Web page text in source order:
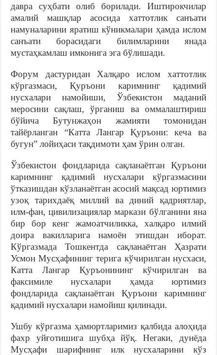
давра суҳбати олиб борилади. Иштирокчилар
амалий машқлар асосида хаттотлик санъати
намуналарини яратиш кўникмалари ҳамда ислом
санъати борасидаги билимларини янада
мустаҳкамлаш имконига эга бўлишади.
Форум дастуридан Халқаро ислом хаттотлик
кўргазмаси, Қуръони каримнинг қадимий
нусхалари намойиши, Ўзбекистон маданий
меросини сақлаш, ўрганиш ва оммалаштириш
бўйича Бутунжаҳон жамияти томонидан
тайёрланган “Катта Лангар Қуръони: кеча ва
бугун” лойиҳаси тақдимоти ҳам ўрин олган.
Ўзбекистон фондларида сақланаётган Қуръони
каримнинг қадимий нусхалари кўргазмасини
ўтказишдан кўзланаётган асосий мақсад юртимиз
узоқ тарихдаёқ миллий ва диний қадриятлар,
илм-фан, цивилизациялар маркази бўлганини яна
бир бор кенг жамоатчиликка, халқаро илмий
доира вакилларига намоён этишдан иборат.
Кўргазмада Тошкентда сақланаётган Ҳазрати
Усмон Мусҳафининг терига кўчирилган нусхаси,
Катта Лангар Қуръонининг кўчирилган ва
факсимиле нусхалари ҳамда юртимиз
фондларида сақланаётган Қуръони каримнинг
қадимий нусхалари намойиш қилинади.
Ушбу кўргазма ҳамюртларимиз қалбида алоҳида
фахр уйғотишига шубҳа йўқ. Негаки, дунёда
Мусҳафи шарифнинг илк нусхаларини кўз